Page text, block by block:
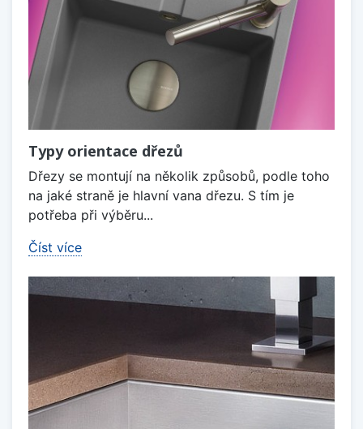
Typy orientace dřezů
Dřezy se montují na několik způsobů, podle toho
na jaké straně je hlavní vana dřezu. S tím je
potřeba při výběru...
Číst více